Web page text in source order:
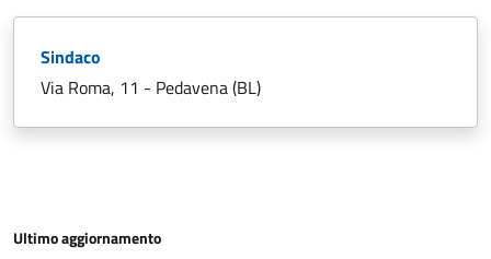
Sindaco
Via Roma, 11 - Pedavena (BL)
Ultimo aggiornamento